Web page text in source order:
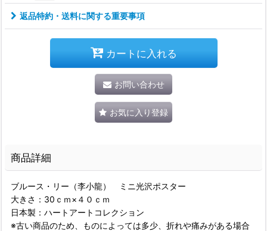
返品特約・送料に関する重要事項
カートに入れる
お問い合わせ
お気に入り登録
商品詳細
ブルース・リー（李小龍） ミニ光沢ポスター
大きさ：30ｃｍ×４０ｃｍ
日本製：ハートアートコレクション
※古い商品のため、ものによっては多少、折れや痛みがある場合